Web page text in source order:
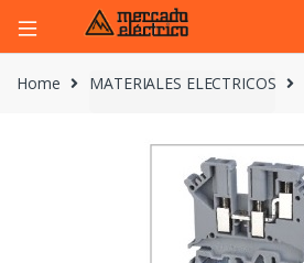
Home MATERIALES ELECTRICOS